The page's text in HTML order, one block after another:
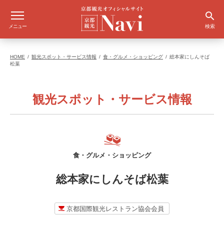
メニュー 検索
HOME 観光スポット・サービス情報 食・グルメ・ショッピング
総本家にしんそば
松葉
観光スポット・サービス情報
食・グルメ・ショッピング
総本家にしんそば松葉
京都国際観光レストラン協会会員